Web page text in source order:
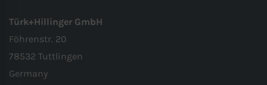
Türk+Hillinger GmbH
Föhrenstr. 20
78532 Tuttlingen
Germany
Über die Auswahl bestimmter Cookies in
den Akkordeon-Elementen können Sie
wählen, ob Sie “nur wesentliche Cookies”,
“alle Cookies akzeptieren“ oder